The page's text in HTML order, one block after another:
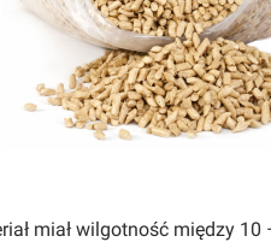
miał wilgotność między